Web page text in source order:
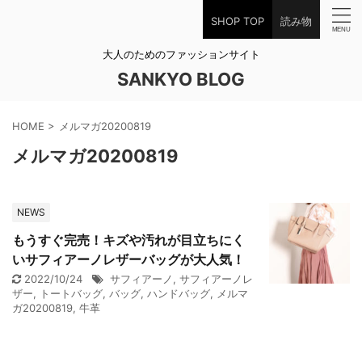
SHOP TOP 読み物
大人のためのファッションサイト
SANKYO BLOG
HOME > メルマガ20200819
メルマガ20200819
NEWS
もうすぐ完売！キズや汚れが目立ちにく
いサフィアーノレザーバッグが大人気！
2022/10/24 サフィアーノ, サフィアーノレ
ザー, トートバッグ, バッグ, ハンドバッグ, メルマ
ガ20200819, 牛革